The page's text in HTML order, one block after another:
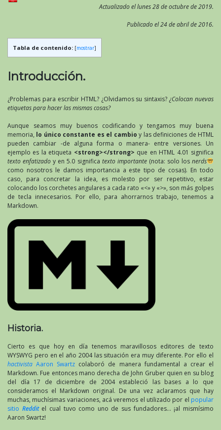
Actualizado el lunes 28 de octubre de 2019.
Publicado el 24 de abril de 2016.
Tabla de contenido: [mostrar]
Introducción.
¿Problemas para escribir HTML? ¿Olvidamos su sintaxis?¿Colocan nuevas
etiquetas para hacer las mismas cosas?
Aunque seamos muy buenos codificando y tengamos muy buena
memoria, lo único constante es el cambio y las definiciones de HTML
pueden cambiar -de alguna forma o manera- entre versiones. Un
ejemplo es la etiqueta <strong></strong> que en HTML 4.01 significa
texto enfatizado y en 5.0 significa texto importante(nota: solo losnerds
como nosotros le damos importancia a este tipo de cosas). En todo
caso, para concretar la idea, es molesto por ser repetitivo, estar
colocando los corchetes angulares a cada rato «<» y «>», son más golpes
de tecla innecesarios. Por ello, para ahorrarnos trabajo, tenemos a
Markdown.
Historia.
Cierto es que hoy en día tenemos maravillosos editores de texto
WYSWYG pero en el año 2004 las situación era muy diferente. Por ello el
hactivista Aaron Swartz colaboró de manera fundamental a crear el
Markdown. Fue entonces mano derecha de John Gruber quien en su blog
del día 17 de diciembre de 2004 estableció las bases a lo que
consideramos el Markdown original. De una vez aclaramos que hay
muchas, muchísimas variaciones, acá veremos el utilizado por el popular
sitio Redditel cual tuvo como uno de sus fundadores… ¡al mismísimo
Aaron Swartz!